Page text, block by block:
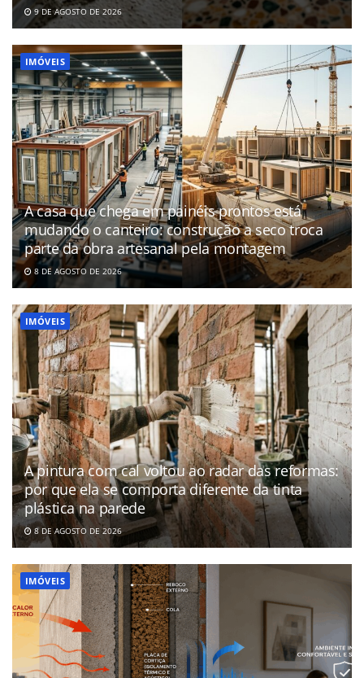
9 DE AGOSTO DE 2026
IMÓVEIS
A casa que chega em painéis prontos está
mudando o canteiro: construção a seco troca
parte da obra artesanal pela montagem
8 DE AGOSTO DE 2026
IMÓVEIS
A pintura com cal voltou ao radar das reformas:
por que ela se comporta diferente da tinta
plástica na parede
8 DE AGOSTO DE 2026
IMÓVEIS